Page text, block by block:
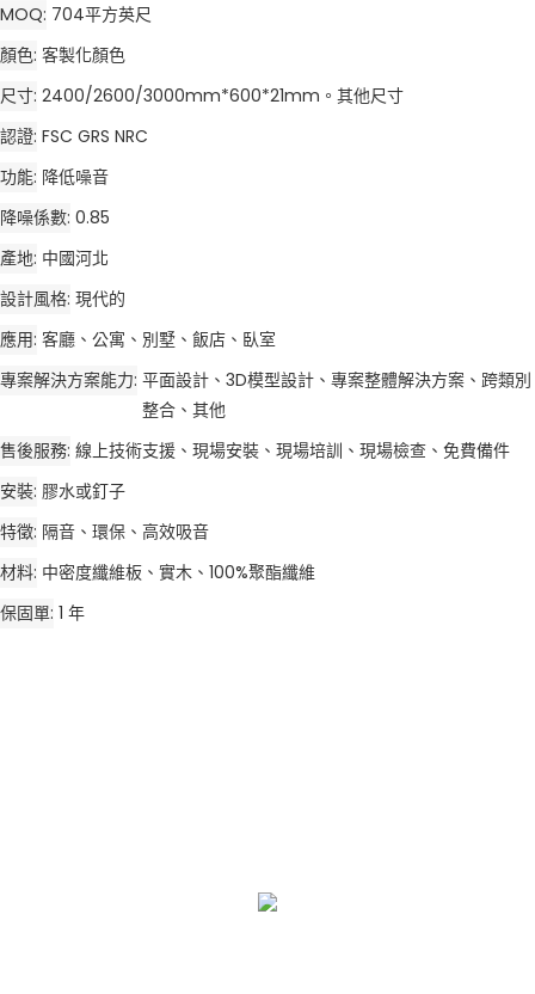
MOQ 704平方英尺
顏色 客製化顏色
尺寸 2400/2600/3000mm*600*21mm。其他尺寸
認證 FSC GRS NRC
功能 降低噪音
降噪係數 0.85
產地 中國河北
設計風格 現代的
應用 客廳、公寓、別墅、飯店、臥室
專案解決方案能力 平面設計、3D模型設計、專案整體解決方案、跨類別
整合、其他
售後服務 線上技術支援、現場安裝、現場培訓、現場檢查、免費備件
安裝 膠水或釘子
特徵 隔音、環保、高效吸音
材料 中密度纖維板、實木、100%聚酯纖維
保固單 1 年